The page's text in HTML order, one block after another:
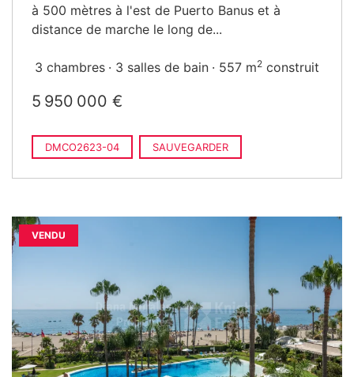
à 500 mètres à l'est de Puerto Banus et à
distance de marche le long de...
3 chambres 3 salles de bain 557 m2 construit
5 950 000 €
DMCO2623-04 SAUVEGARDER
VENDU